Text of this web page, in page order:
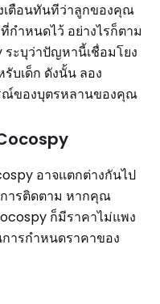
เตือนทันทีว่าลูกของคุณ
กำหนดไว้ อย่างไรก็ตาม
ะบุว่าปัญหานี้เชื่อมโยง
บเด็ก ดังนั้น ลอง
ณ์ของบุตรหลานของคุณ
อาจแตกต่างกันไป
ารติดตาม หากคุณ
ก็มีราคาไม่แพง
ารกำหนดราคาของ